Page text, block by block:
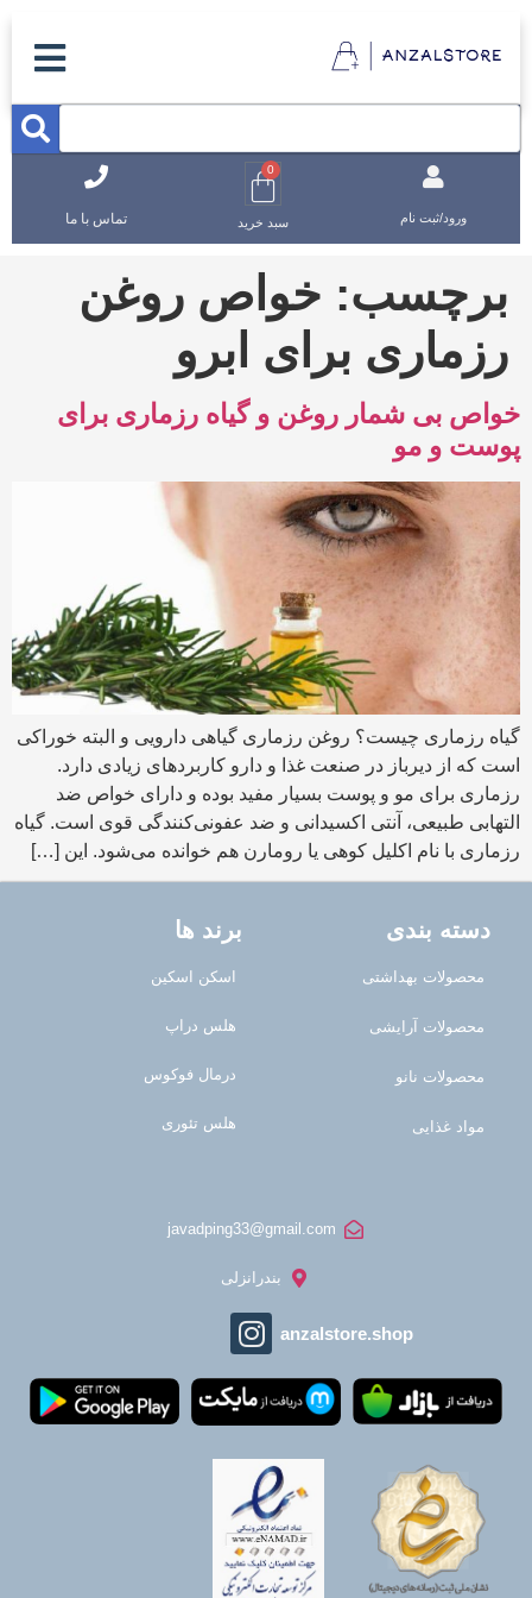
ورود/ثبت نام
0
سبد خرید تماس با ما
برچسب: خواص روغن
رزماری برای ابرو
خواص بی شمار روغن و گیاه رزماری برای
پوست و مو
گیاه رزماری چیست؟ روغن رزماری گیاهی دارویی و البته خوراکی
است که از دیرباز در صنعت غذا و دارو کاربرد‌های زیادی دارد.
رزماری برای مو و پوست بسیار مفید بوده و دارای خواص ضد
التهابی طبیعی، آنتی اکسیدانی و ضد عفونی‌کنندگی قوی است. گیاه
رزماری با نام اکلیل کوهی یا رومارن هم خوانده می‌شود. این […]
دسته بندی
محصولات بهداشتی
محصولات آرایشی
محصولات نانو
مواد غذایی
برند ها
اسکن اسکین
هلس دراپ
درمال فوکوس
هلس تئوری
javadping33@gmail.com
بندرانزلی
anzalstore.shop